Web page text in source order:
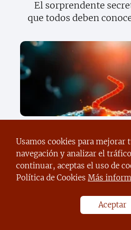
El sorprendente
que todos deben
herencia que
sabes sobre
Usamos cookies para mejorar
navegación y analizar el
continuar, aceptas el uso de
Política de Cookies Más
Aceptar